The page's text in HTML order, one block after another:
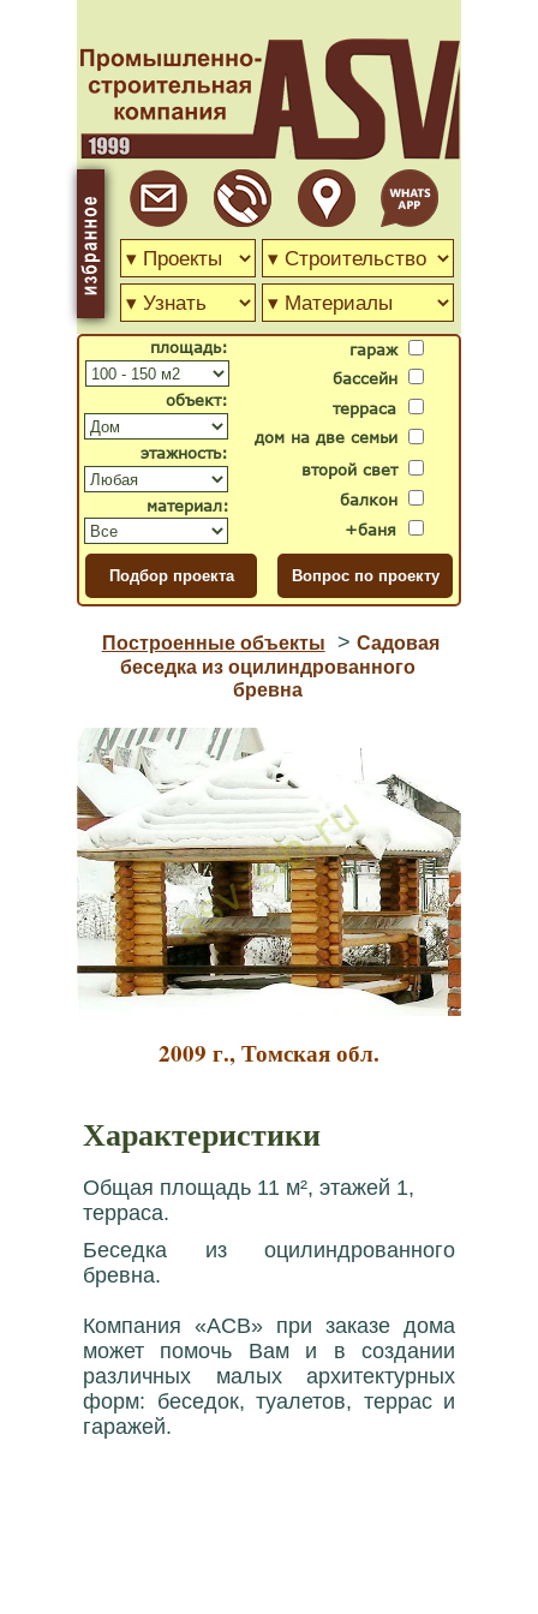
гараж
бассейн
второй свет
дом на две семьи
терраса
балкон
+баня
объект:
материал:
площадь:
этажность:
Построенные объекты > Садовая
беседка из оцилиндрованного
бревна
2009 г., Томская обл.
Характеристики
Общая площадь 11 м², этажей 1,
терраса.
Беседка из оцилиндрованного
бревна.
Компания «АСВ» при заказе дома
может помочь Вам и в создании
различных малых архитектурных
форм: беседок, туалетов, террас и
гаражей.